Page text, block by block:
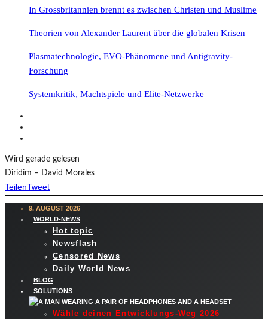
In Grossbritannien brennt es zwischen Christen und Muslime
Theorien von Alexander Laurent über die globalen Krisen
Plasmatechnologie, EVO-Phänomene und Antigravity-
Forschung
Systemkritik, Machtspiele und Elite-Netzwerke
Wird gerade gelesen
Diridim – David Morales
TeilenTweet
9. AUGUST 2026
WORLD-NEWS
Hot topic
Newsflash
Censored News
Daily World News
BLOG
SOLUTIONS
Wähle deinen Entwicklungs-Weg 2026